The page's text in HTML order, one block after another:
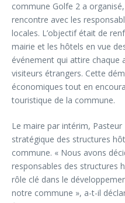
commune Golfe 2 a
rencontre avec les
locales. L’objectif était de
mairie et les hôtels en vue
événement qui attire chaque
visiteurs étrangers. Cette
économiques tout en
touristique de la commune.
Le maire par intérim,
stratégique des structures
commune. « Nous avons
responsables des structures
rôle clé dans le
notre commune », a-t-il